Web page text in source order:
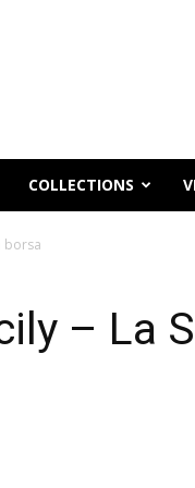
COLLECTIONS
borsa
– La